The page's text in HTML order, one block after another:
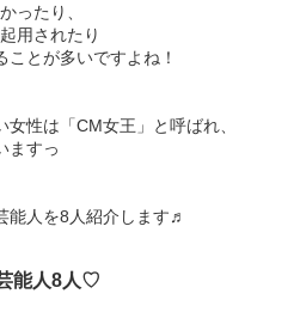
ったり、
用されたり
とが多いですよね！
性は「CM女王」と呼ばれ、
ますっ
能人を8人紹介します♬
能人8人♡